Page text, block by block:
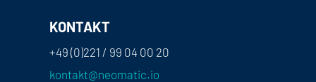
KONTAKT
+49 (0)221 / 99 04 00 20
kontakt@neomatic.io